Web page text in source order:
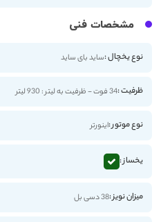
مشخصات فنی
نوع یخچال :ساید بای ساید
ظرفیت :34 فوت - ظرفیت به لیتر : 930 لیتر
نوع موتور :اینورتر
یخساز :
میزان نویز :38 دسی بل